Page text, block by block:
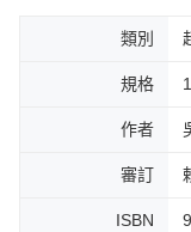
類別
規格
作者
審訂
ISBN